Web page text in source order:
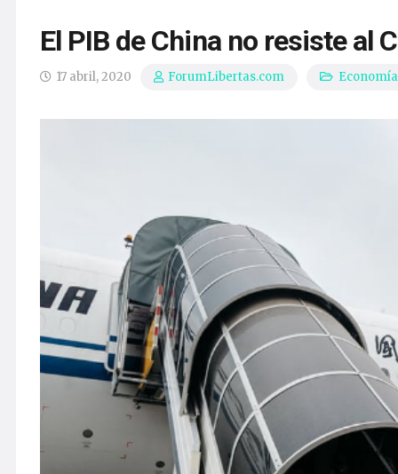
El PIB de China no resiste al
17 abril, 2020 ForumLibertas.com Economía